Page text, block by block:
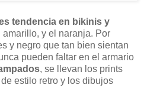
tendencia en bikinis y
amarillo, y el naranja. Por
y negro que tan bien sientan
pueden faltar en el armario
, se llevan los prints
estilo retro y los dibujos